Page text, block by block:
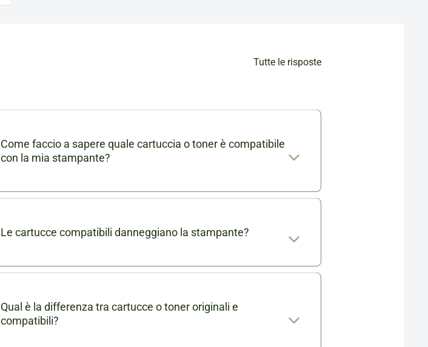
Tutte le risposte
Come faccio a sapere quale cartuccia o toner è compatibile
con la mia stampante?
Nella scheda di ogni prodotto consumabile trovi l'elenco completo
puoi contattarci in chat o via mail a info@cartucciaperfetta.it
Le cartucce compatibili danneggiano la stampante?
No, le nostre cartucce compatibili sono testate e certificate per
stampante.
Qual è la differenza tra cartucce o toner originali e
compatibili?